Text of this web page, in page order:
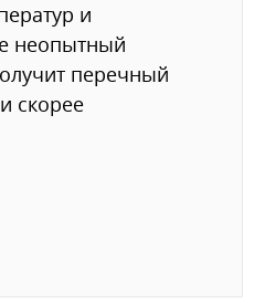
и
неопытный
перечный
скорее